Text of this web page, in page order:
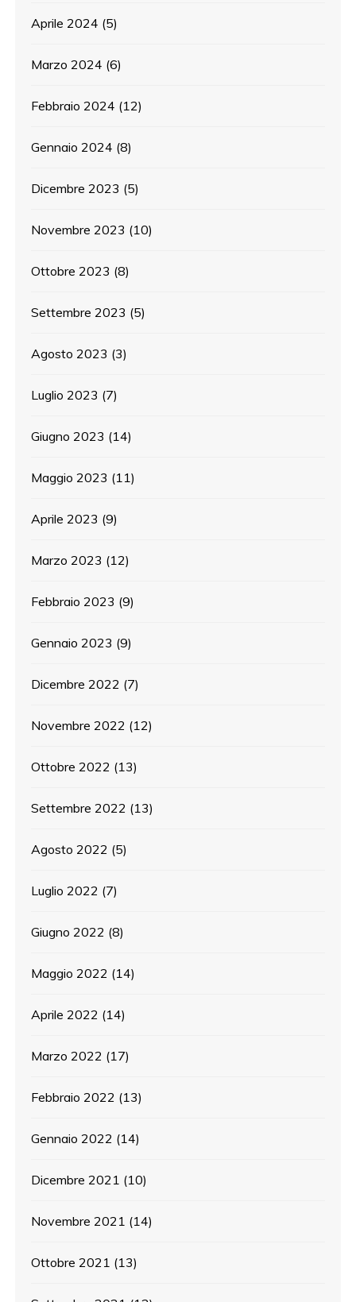
Aprile 2024 (5)
Marzo 2024 (6)
Febbraio 2024 (12)
Gennaio 2024 (8)
Dicembre 2023 (5)
Novembre 2023 (10)
Ottobre 2023 (8)
Settembre 2023 (5)
Agosto 2023 (3)
Luglio 2023 (7)
Giugno 2023 (14)
Maggio 2023 (11)
Aprile 2023 (9)
Marzo 2023 (12)
Febbraio 2023 (9)
Gennaio 2023 (9)
Dicembre 2022 (7)
Novembre 2022 (12)
Ottobre 2022 (13)
Settembre 2022 (13)
Agosto 2022 (5)
Luglio 2022 (7)
Giugno 2022 (8)
Maggio 2022 (14)
Aprile 2022 (14)
Marzo 2022 (17)
Febbraio 2022 (13)
Gennaio 2022 (14)
Dicembre 2021 (10)
Novembre 2021 (14)
Ottobre 2021 (13)